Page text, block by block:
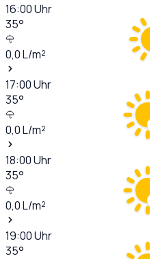
16:00Uhr
35°
0,0L/m²
17:00Uhr
35°
0,0L/m²
18:00Uhr
35°
0,0L/m²
19:00Uhr
35°